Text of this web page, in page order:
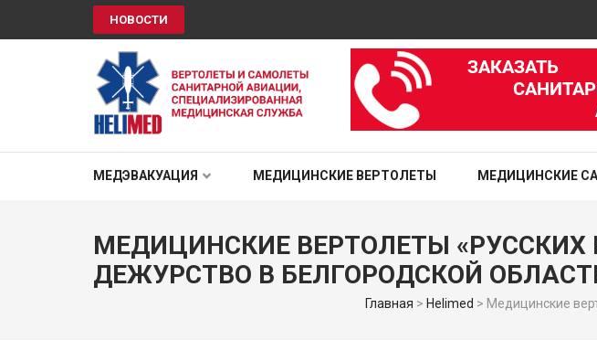
НОВОСТИ
HELIMED
МЕДЭВАКУАЦИЯ МЕДИЦИНСКИЕ ВЕРТОЛЕТЫ МЕДИЦИНСКИЕ
МЕДИЦИНСКИЕ ВЕРТОЛЕТЫ
ДЕЖУРСТВО В БЕЛГОРОДСКОЙ
Главная > Helimed > Медицинские